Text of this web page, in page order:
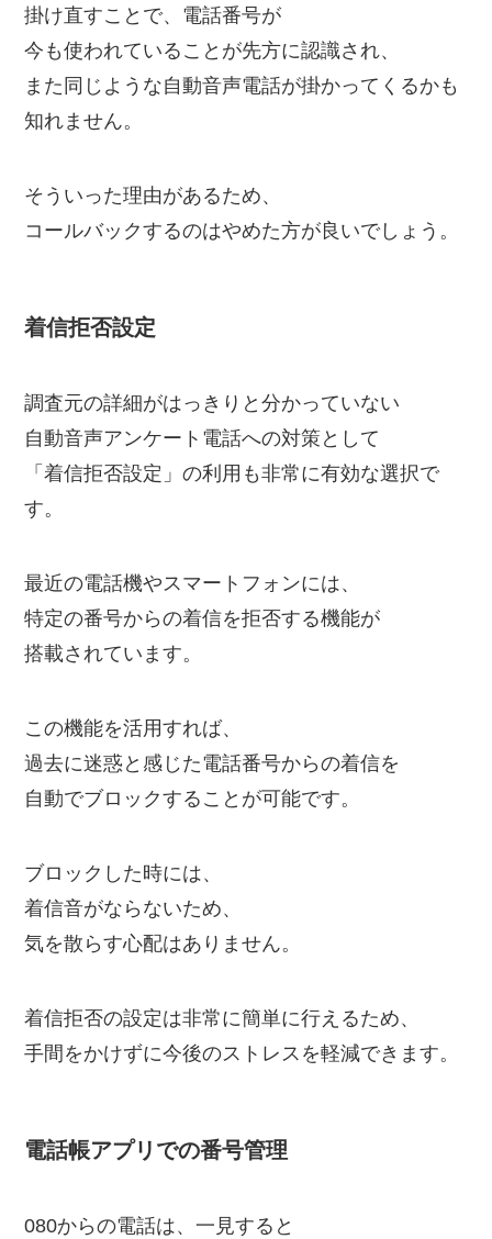
掛け直すことで、電話番号が
今も使われていることが先方に認識され、
また同じような自動音声電話が掛かってくるかも
知れません。
そういった理由があるため、
コールバックするのはやめた方が良いでしょう。
着信拒否設定
調査元の詳細がはっきりと分かっていない
自動音声アンケート電話への対策として
「着信拒否設定」の利用も非常に有効な選択で
す。
最近の電話機やスマートフォンには、
特定の番号からの着信を拒否する機能が
搭載されています。
この機能を活用すれば、
過去に迷惑と感じた電話番号からの着信を
自動でブロックすることが可能です。
ブロックした時には、
着信音がならないため、
気を散らす心配はありません。
着信拒否の設定は非常に簡単に行えるため、
手間をかけずに今後のストレスを軽減できます。
電話帳アプリでの番号管理
080からの電話は、一見すると